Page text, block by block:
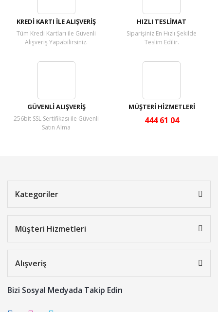
KREDİ KARTI İLE ALIŞVERİŞ
Tüm Kredi Kartları ile Güvenli
Alışveriş Yapabilirsiniz.
HIZLI TESLİMAT
Siparişiniz En Hızlı Şekilde
Teslim Edilir.
GÜVENLİ ALIŞVERİŞ
256bit SSL Sertifikası ile Güvenli
Satın Alma
MÜŞTERİ HİZMETLERİ
444 61 04
Kategoriler
Müşteri Hizmetleri
Alışveriş
Bizi Sosyal Medyada Takip Edin